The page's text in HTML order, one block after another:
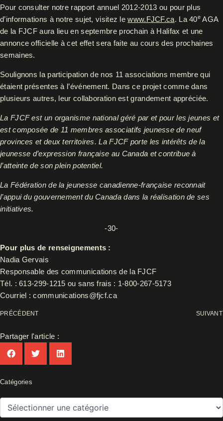
Pour consulter notre rapport annuel 2012-2013 ou pour plus
d’informations à notre sujet, visitez lewww.FJCF.ca. La 40e AGA
de la FJCF aura lieu en septembre prochain à Halifax et une
annonce officielle à cet effet sera faite au cours des prochaines
semaines.
Soulignons la participation de nos 11 associations membre qui
étaient présentes à l’événement. Dans ce projet comme dans
plusieurs autres, leur collaboration est grandement appréciée.
La FJCF est un organisme national géré par et pour les jeunes et
est composée de 11 membres associatifs jeunesse de neuf
provinces et deux territoires. La FJCF porte les intérêts de la
jeunesse d’expression française au Canada et contribue à
l’atteinte de son plein potentiel.
La Fédération de la jeunesse canadienne-française reconnait
l’appui du gouvernement du Canada dans la réalisation de ses
initiatives.
-30-
Pour plus de renseignements :
Nadia Gervais
Responsable des communications de la FJCF
Tél. : 613-299-1215 ou sans frais : 1-800-267-5173
Courriel :communications@fjcf.ca
PRÉCÉDENT SUIVANT
Partager l'article :
Catégories
Catégories